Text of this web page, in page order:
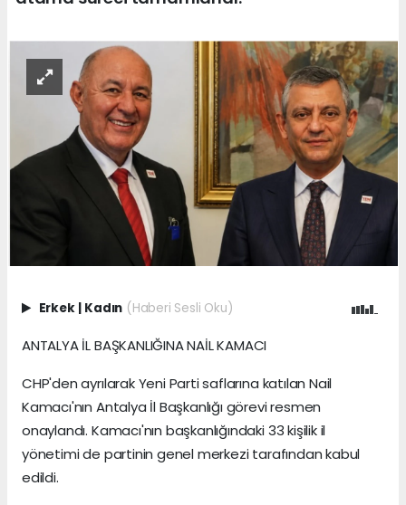
Erkek | Kadın (Haberi Sesli Oku)
ANTALYA İL BAŞKANLIĞINA NAİL KAMACI
CHP'den ayrılarak Yeni Parti saflarına katılan Nail
Kamacı'nın Antalya İl Başkanlığı görevi resmen
onaylandı. Kamacı'nın başkanlığındaki 33 kişilik il
yönetimi de partinin genel merkezi tarafından kabul
edildi.